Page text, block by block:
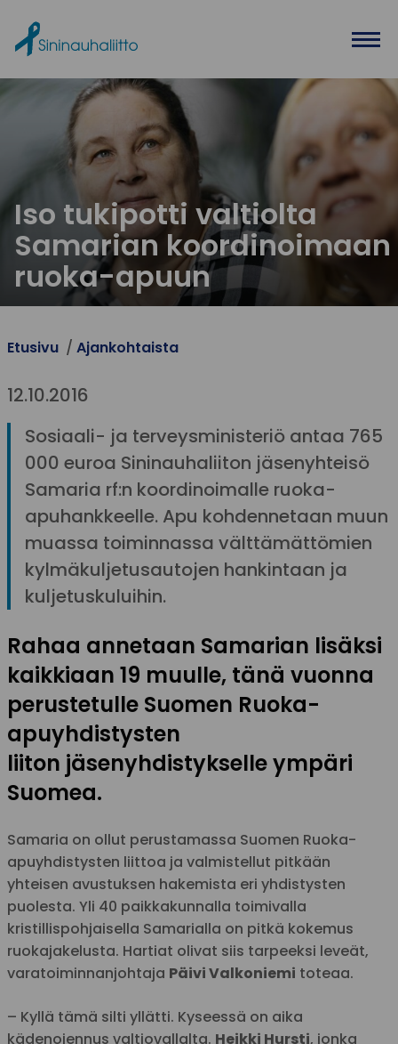
Iso tukipotti valtiolta
Samarian koordinoimaan
ruoka-apuun
Etusivu Ajankohtaista
12.10.2016
Sosiaali- ja terveysministeriö antaa 765
000 euroa Sininauhaliiton jäsenyhteisö
Samaria rf:n koordinoimalle ruoka-
apuhankkeelle. Apu kohdennetaan muun
muassa toiminnassa välttämättömien
kylmäkuljetusautojen hankintaan ja
kuljetuskuluihin.
Rahaa annetaan Samarian lisäksi
kaikkiaan 19 muulle, tänä vuonna
perustetulle Suomen Ruoka-
apuyhdistysten
liiton jäsenyhdistykselle ympäri
Suomea.
Samaria on ollut perustamassa Suomen Ruoka-
apuyhdistysten liittoa ja valmistellut pitkään
yhteisen avustuksen hakemista eri yhdistysten
puolesta. Yli 40 paikkakunnalla toimivalla
kristillispohjaisella Samarialla on pitkä kokemus
ruokajakelusta. Hartiat olivat siis tarpeeksi leveät,
varatoiminnanjohtaja Päivi Valkoniemi toteaa.
– Kyllä tämä silti yllätti. Kyseessä on aika
kädenojennus valtiovallalta. Heikki Hursti, jonka